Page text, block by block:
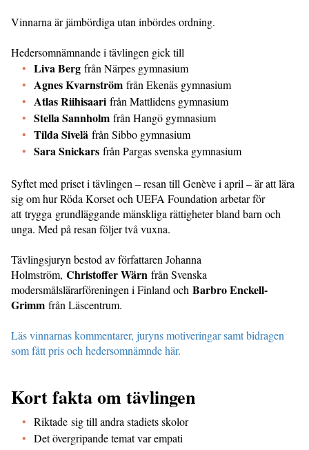
Vinnarna är jämbördiga utan inbördes ordning.
Hedersomnämnande i tävlingen gick till
Liva Berg från Närpes gymnasium
Agnes Kvarnström från Ekenäs gymnasium
Atlas Riihisaari från Mattlidens gymnasium
Stella Sannholm från Hangö gymnasium
Tilda Sivelä från Sibbo gymnasium
Sara Snickars från Pargas svenska gymnasium
Syftet med priset i tävlingen – resan till Genève i april – är att lära
sig om hur Röda Korset och UEFA Foundation arbetar för
att trygga grundläggande mänskliga rättigheter bland barn och
unga. Med på resan följer två vuxna.
Tävlingsjuryn bestod av författaren Johanna
Holmström, Christoffer Wärn från Svenska
modersmålslärarföreningen i Finland och Barbro Enckell-
Grimm från Läscentrum.
Läs vinnarnas kommentarer, juryns motiveringar samt bidragen
som fått pris och hedersomnämnde här.
Kort fakta om tävlingen
Riktade sig till andra stadiets skolor
Det övergripande temat var empati